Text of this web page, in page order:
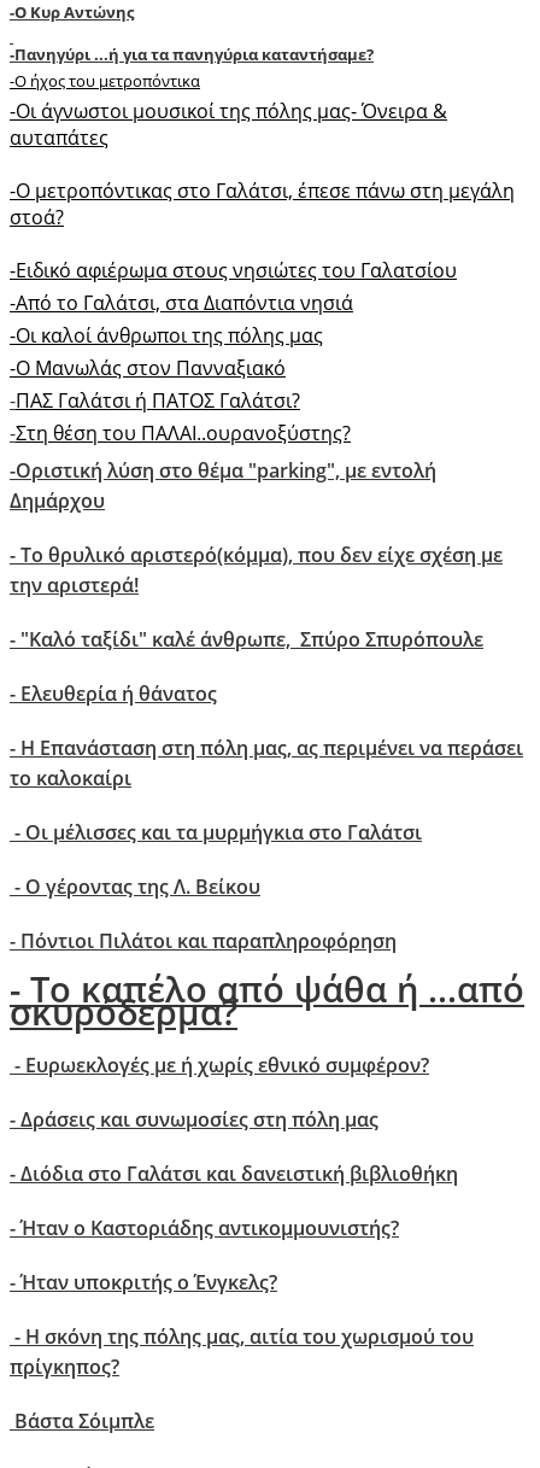
-O Κυρ Αντώνης
-Πανηγύρι ...ή για τα πανηγύρια καταντήσαμε?
-O ήχος του μετροπόντικα
-Oι άγνωστοι μουσικοί της πόλης μας- Όνειρα &
αυταπάτες
-O μετροπόντικας στο Γαλάτσι, έπεσε πάνω στη μεγάλη
στοά?
-Ειδικό αφιέρωμα στους νησιώτες του Γαλατσίου
-Από το Γαλάτσι, στα Διαπόντια νησιά
-Oι καλοί άνθρωποι της πόλης μας
-O Mανωλάς στον Πανναξιακό
-ΠΑΣ Γαλάτσι ή ΠΑΤΟΣ Γαλάτσι?
-Στη θέση του ΠΑΛΑΙ..ουρανοξύστης?
-Οριστική λύση στο θέμα "parking", με εντολή
Δημάρχου
- Το θρυλικό αριστερό(κόμμα), που δεν είχε σχέση με
την αριστερά!
- "Kαλό ταξίδι" καλέ άνθρωπε, Σπύρο Σπυρόπουλε
- Ελευθερία ή θάνατος
- Η Επανάσταση στη πόλη μας, ας περιμένει να περάσει
το καλοκαίρι
- Οι μέλισσες και τα μυρμήγκια στο Γαλάτσι
- O γέροντας της Λ. Βείκου
- Πόντιοι Πιλάτοι και παραπληροφόρηση
- Το καπέλο από ψάθα ή ...από
σκυρόδερμα?
- Ευρωεκλογές με ή χωρίς εθνικό συμφέρον?
- Δράσεις και συνωμοσίες στη πόλη μας
- Διόδια στο Γαλάτσι και δανειστική βιβλιοθήκη
-Ήταν o Καστοριάδης αντικομμουνιστής?
- Ήταν υποκριτής ο Ένγκελς?
- H σκόνη της πόλης μας, αιτία του χωρισμού του
πρίγκηπος?
Βάστα Σόιμπλε